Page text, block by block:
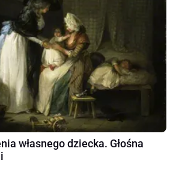
własnego dziecka. Głośna